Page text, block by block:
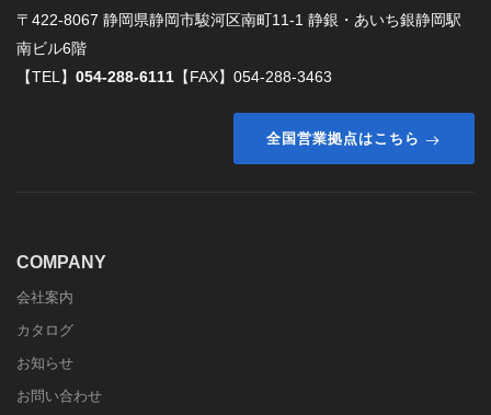
〒422-8067 静岡県静岡市駿河区南町11-1 静銀・あいち銀静岡駅
南ビル6階
【TEL】 054-288-6111 【FAX】054-288-3463
全国営業拠点はこちら
COMPANY
会社案内
カタログ
お知らせ
お問い合わせ